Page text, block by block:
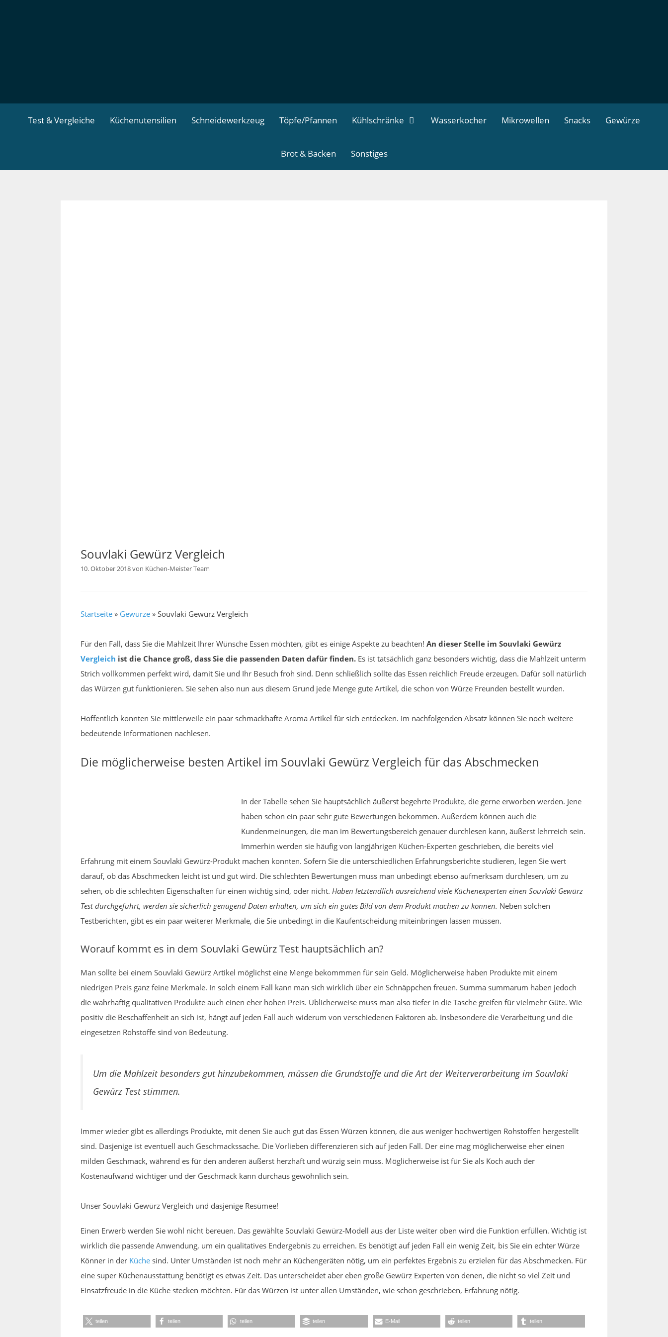
Test & Vergleiche Küchenutensilien Schneidewerkzeug Töpfe/Pfannen Kühlschränke Wasserkocher Mikrowellen Snacks Gewürze
Brot & Backen Sonstiges
Souvlaki Gewürz Vergleich
10. Oktober 2018von Küchen-Meister Team
Startseite » Gewürze » Souvlaki Gewürz Vergleich
Für den Fall, dass Sie die Mahlzeit Ihrer Wünsche Essen möchten, gibt es einige Aspekte zu beachten! An dieser Stelle im Souvlaki Gewürz
Vergleich ist die Chance groß, dass Sie die passenden Daten dafür finden. Es ist tatsächlich ganz besonders wichtig, dass die Mahlzeit unterm
Strich vollkommen perfekt wird, damit Sie und Ihr Besuch froh sind. Denn schließlich sollte das Essen reichlich Freude erzeugen. Dafür soll natürlich
das Würzen gut funktionieren. Sie sehen also nun aus diesem Grund jede Menge gute Artikel, die schon von Würze Freunden bestellt wurden.
Hoffentlich konnten Sie mittlerweile ein paar schmackhafte Aroma Artikel für sich entdecken. Im nachfolgenden Absatz können Sie noch weitere
bedeutende Informationen nachlesen.
Die möglicherweise besten Artikel im Souvlaki Gewürz Vergleich für das Abschmecken
In der Tabelle sehen Sie hauptsächlich äußerst begehrte Produkte, die gerne erworben werden. Jene
haben schon ein paar sehr gute Bewertungen bekommen. Außerdem können auch die
Kundenmeinungen, die man im Bewertungsbereich genauer durchlesen kann, äußerst lehrreich sein.
Immerhin werden sie häufig von langjährigen Küchen-Experten geschrieben, die bereits viel
Erfahrung mit einem Souvlaki Gewürz-Produkt machen konnten. Sofern Sie die unterschiedlichen Erfahrungsberichte studieren, legen Sie wert
darauf, ob das Abschmecken leicht ist und gut wird. Die schlechten Bewertungen muss man unbedingt ebenso aufmerksam durchlesen, um zu
sehen, ob die schlechten Eigenschaften für einen wichtig sind, oder nicht. Haben letztendlich ausreichend viele Küchenexperten einen Souvlaki Gewürz
Test durchgeführt, werden sie sicherlich genügend Daten erhalten, um sich ein gutes Bild von dem Produkt machen zu können. Neben solchen
Testberichten, gibt es ein paar weiterer Merkmale, die Sie unbedingt in die Kaufentscheidung miteinbringen lassen müssen.
Worauf kommt es in dem Souvlaki Gewürz Test hauptsächlich an?
Man sollte bei einem Souvlaki Gewürz Artikel möglichst eine Menge bekommmen für sein Geld. Möglicherweise haben Produkte mit einem
niedrigen Preis ganz feine Merkmale. In solch einem Fall kann man sich wirklich über ein Schnäppchen freuen. Summa summarum haben jedoch
die wahrhaftig qualitativen Produkte auch einen eher hohen Preis. Üblicherweise muss man also tiefer in die Tasche greifen für vielmehr Güte. Wie
positiv die Beschaffenheit an sich ist, hängt auf jeden Fall auch widerum von verschiedenen Faktoren ab. Insbesondere die Verarbeitung und die
eingesetzen Rohstoffe sind von Bedeutung.
Um die Mahlzeit besonders gut hinzubekommen, müssen die Grundstoffe und die Art der Weiterverarbeitung im Souvlaki
Gewürz Test stimmen.
Immer wieder gibt es allerdings Produkte, mit denen Sie auch gut das Essen Würzen können, die aus weniger hochwertigen Rohstoffen hergestellt
sind. Dasjenige ist eventuell auch Geschmackssache. Die Vorlieben differenzieren sich auf jeden Fall. Der eine mag möglicherweise eher einen
milden Geschmack, während es für den anderen äußerst herzhaft und würzig sein muss. Möglicherweise ist für Sie als Koch auch der
Kostenaufwand wichtiger und der Geschmack kann durchaus gewöhnlich sein.
Unser Souvlaki Gewürz Vergleich und dasjenige Resümee!
Einen Erwerb werden Sie wohl nicht bereuen. Das gewählte Souvlaki Gewürz-Modell aus der Liste weiter oben wird die Funktion erfüllen. Wichtig ist
wirklich die passende Anwendung, um ein qualitatives Endergebnis zu erreichen. Es benötigt auf jeden Fall ein wenig Zeit, bis Sie ein echter Würze
Könner in der Küche sind. Unter Umständen ist noch mehr an Küchengeräten nötig, um ein perfektes Ergebnis zu erzielen für das Abschmecken. Für
eine super Küchenausstattung benötigt es etwas Zeit. Das unterscheidet aber eben große Gewürz Experten von denen, die nicht so viel Zeit und
Einsatzfreude in die Küche stecken möchten. Für das Würzen ist unter allen Umständen, wie schon geschrieben, Erfahrung nötig.
teilen teilen teilen teilen E-Mail teilen teilen